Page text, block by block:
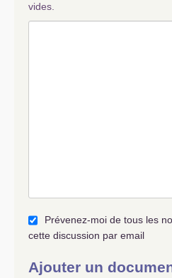
vides.
Prévenez-moi de tous les
cette discussion par email
Ajouter un